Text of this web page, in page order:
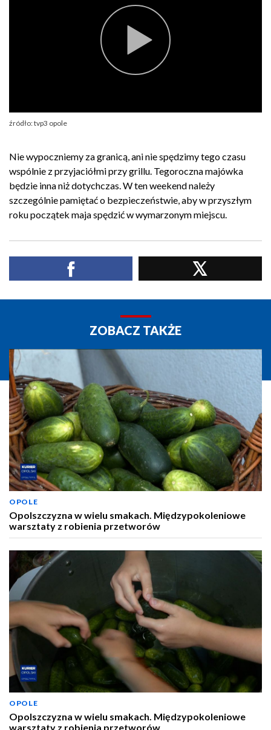
źródło: tvp3 opole
Nie wypoczniemy za granicą, ani nie spędzimy tego czasu
wspólnie z przyjaciółmi przy grillu. Tegoroczna majówka
będzie inna niż dotychczas. W ten weekend należy
szczególnie pamiętać o bezpieczeństwie, aby w przyszłym
roku początek maja spędzić w wymarzonym miejscu.
ZOBACZ TAKŻE
OPOLE
Opolszczyzna w wielu smakach. Międzypokoleniowe
warsztaty z robienia przetworów
OPOLE
Opolszczyzna w wielu smakach. Międzypokoleniowe
warsztaty z robienia przetworów